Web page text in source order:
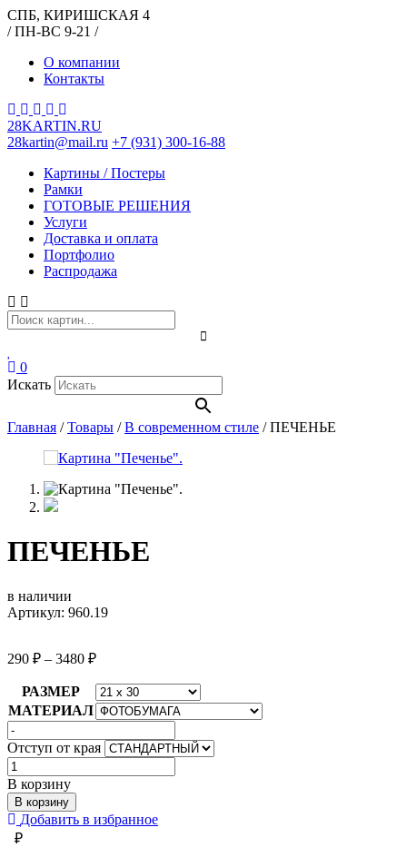
СПБ, КИРИШСКАЯ 4
/ ПН-ВС 9-21 /
О компании
Контакты
28KARTIN.RU
28kartin@mail.ru +7 (931) 300-16-88
Картины / Постеры
Рамки
ГОТОВЫЕ РЕШЕНИЯ
Услуги
Доставка и оплата
Портфолио
Распродажа
0
Искать
Главная /Товары /В современном стиле /ПЕЧЕНЬЕ
ПЕЧЕНЬЕ
в наличии
Артикул: 960.19
290 ₽ – 3480 ₽
РАЗМЕР
МАТЕРИАЛ
Отступ от края
Количество
товара
ПЕЧЕНЬЕ
В корзину
В корзину
Добавить в избранное
₽